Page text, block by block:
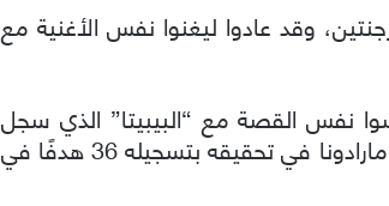
وقد عادوا ليغنوا نفس الأغنية مع
نفس القصة مع “البيبيتا” الذي سجل
هاتريك في مرمى فروزينوني، ليحطم رقمًا قياسيًا فشل حتى مارادونا في تحقيقه بتسجيله 36 هدفًا في